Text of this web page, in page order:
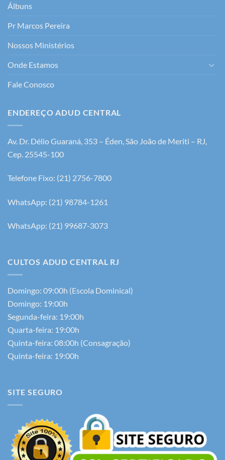
Álbuns
Pr Marcos Pereira
Nossos Ministérios
Onde Estamos
Fale Conosco
ENDEREÇO ADUD CENTRAL
Av. Dr. Délio Guaraná, 353 – Éden, São João de Meriti – RJ,
Cep. 25545-100
Telefone Fixo: (21) 2756-7800
WhatsApp: (21) 98784-1261
WhatsApp: (21) 99687-3073
CULTOS ADUD CENTRAL RJ
Domingo: 09:00h (Escola Dominical)
Domingo: 19:00h
Segunda-feira: 19:00h
Quarta-feira: 19:00h
Quinta-feira: 08:00h (Consagração)
Quinta-feira: 19:00h
SITE SEGURO